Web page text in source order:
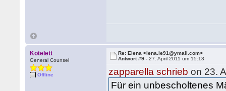
Kotelett
General Counsel
Offline
Re: Elena <lena.le91@ymail.com>
Antwort #9 -27. April 2011 um 15:13
zapparella schrieb on 23.
Für ein unbescholtenes